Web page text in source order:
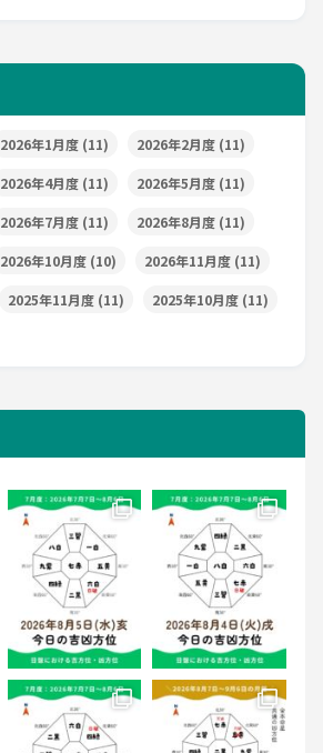
2026年1月度 (11) 2026年2月度 (11)
2026年4月度 (11) 2026年5月度 (11)
2026年7月度 (11) 2026年8月度 (11)
2026年10月度 (10) 2026年11月度 (11)
2025年11月度 (11) 2025年10月度 (11)